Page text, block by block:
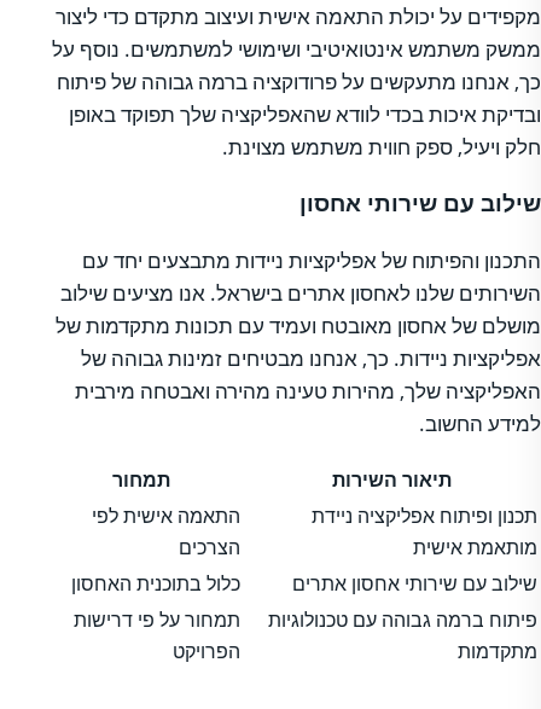
מקפידים על יכולת התאמה אישית ועיצוב מתקדם כדי ליצור
ממשק משתמש אינטואיטיבי ושימושי למשתמשים. נוסף על
כך, אנחנו מתעקשים על פרודוקציה ברמה גבוהה של פיתוח
ובדיקת איכות בכדי לוודא שהאפליקציה שלך תפוקד באופן
חלק ויעיל, ספק חווית משתמש מצוינת.
שילוב עם שירותי אחסון
התכנון והפיתוח של אפליקציות ניידות מתבצעים יחד עם
השירותים שלנו לאחסון אתרים בישראל. אנו מציעים שילוב
מושלם של אחסון מאובטח ועמיד עם תכונות מתקדמות של
אפליקציות ניידות. כך, אנחנו מבטיחים זמינות גבוהה של
האפליקציה שלך, מהירות טעינה מהירה ואבטחה מירבית
למידע החשוב.
תיאור השירות
תמחור
תכנון ופיתוח אפליקציה ניידת
מותאמת אישית
התאמה אישית לפי
הצרכים
שילוב עם שירותי אחסון אתרים
כלול בתוכנית האחסון
פיתוח ברמה גבוהה עם טכנולוגיות
מתקדמות
תמחור על פי דרישות
הפרויקט